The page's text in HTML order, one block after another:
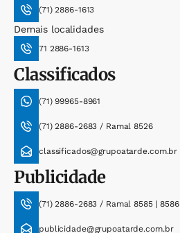
(71) 2886-1613
Demais localidades
71 2886-1613
Classificados
(71) 99965-8961
(71) 2886-2683 / Ramal 8526
classificados@grupoatarde.com.br
Publicidade
(71) 2886-2683 / Ramal 8585 | 8586
publicidade@grupoatarde.com.br